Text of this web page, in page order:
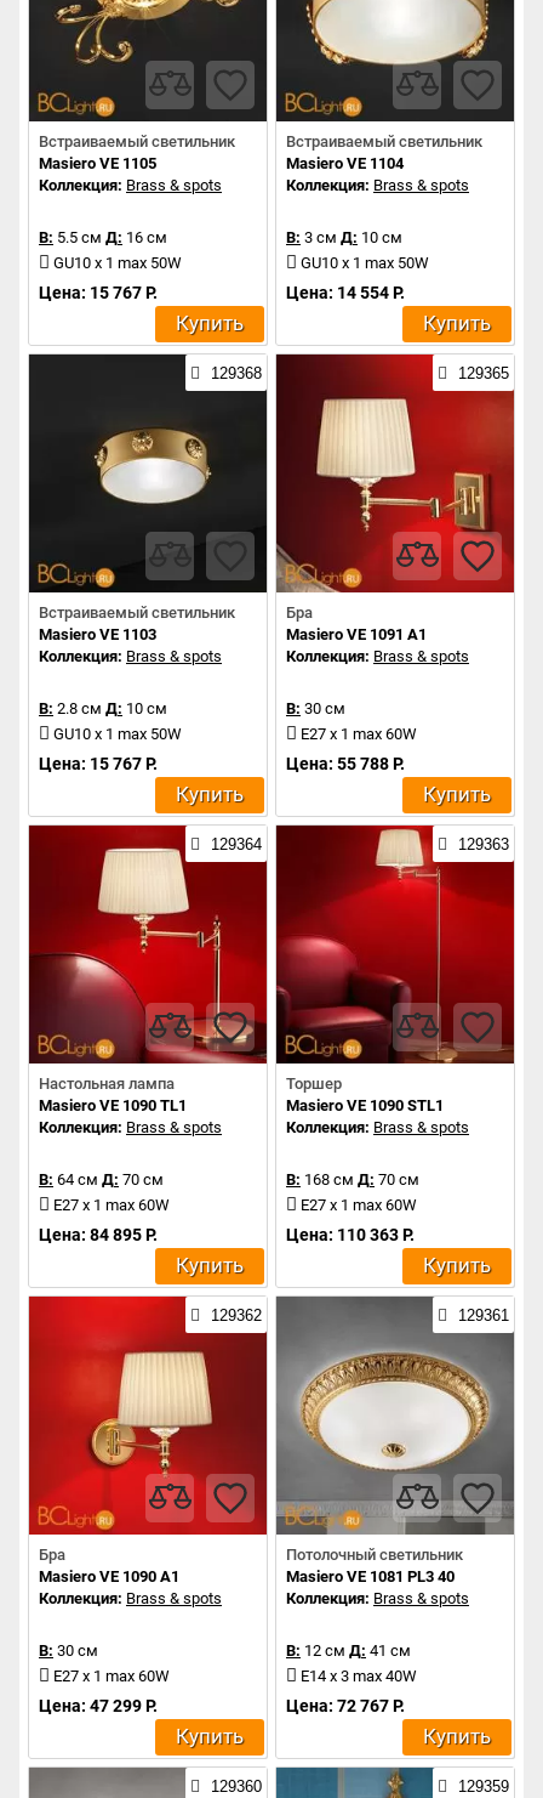
Встраиваемый светильник
Masiero VE 1105
Коллекция: Brass & spots
В: 5.5 см Д: 16 см
GU10 x 1 max 50W
Цена: 15 767 Р.
Купить
Встраиваемый светильник
Masiero VE 1104
Коллекция: Brass & spots
В: 3 см Д: 10 см
GU10 x 1 max 50W
Цена: 14 554 Р.
Купить
129368
Встраиваемый светильник
Masiero VE 1103
Коллекция: Brass & spots
В: 2.8 см Д: 10 см
GU10 x 1 max 50W
Цена: 15 767 Р.
Купить
129365
Бра
Masiero VE 1091 A1
Коллекция: Brass & spots
В: 30 см
E27 x 1 max 60W
Цена: 55 788 Р.
Купить
129364
Настольная лампа
Masiero VE 1090 TL1
Коллекция: Brass & spots
В: 64 см Д: 70 см
E27 x 1 max 60W
Цена: 84 895 Р.
Купить
129363
Торшер
Masiero VE 1090 STL1
Коллекция: Brass & spots
В: 168 см Д: 70 см
E27 x 1 max 60W
Цена: 110 363 Р.
Купить
129362
Бра
Masiero VE 1090 A1
Коллекция: Brass & spots
В: 30 см
E27 x 1 max 60W
Цена: 47 299 Р.
Купить
129361
Потолочный светильник
Masiero VE 1081 PL3 40
Коллекция: Brass & spots
В: 12 см Д: 41 см
E14 x 3 max 40W
Цена: 72 767 Р.
Купить
129360 129359